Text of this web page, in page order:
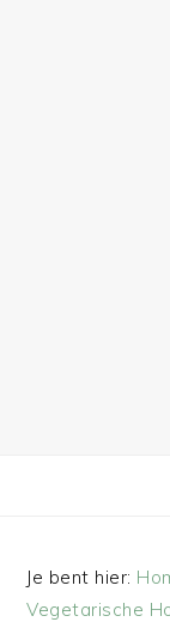
Je bent hier:
Vegetarische